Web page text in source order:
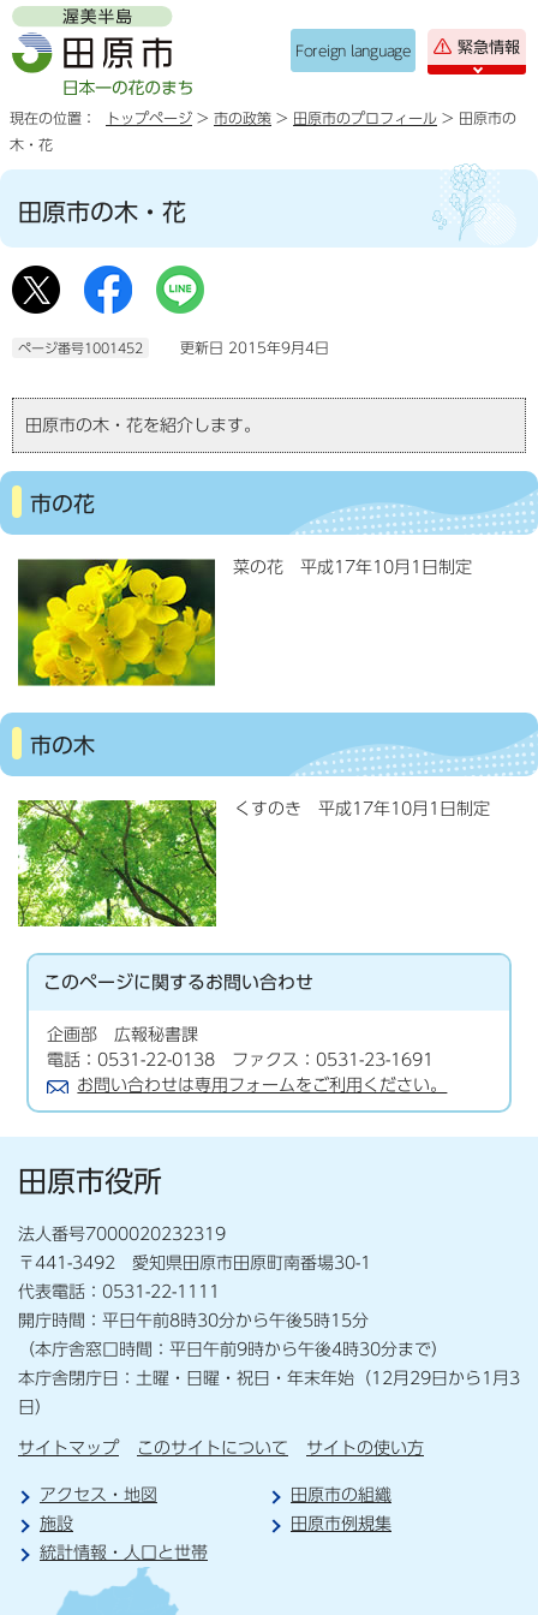
Foreign language 緊急情報
現在の位置： トップページ > 市の政策 > 田原市のプロフィール > 田原市の
木・花
田原市の木・花
ページ番号1001452 更新日 2015年9月4日
田原市の木・花を紹介します。
市の花
菜の花 平成17年10月1日制定
市の木
くすのき 平成17年10月1日制定
このページに関するお問い合わせ
企画部 広報秘書課
電話：0531-22-0138 ファクス：0531-23-1691
お問い合わせは専用フォームをご利用ください。
田原市役所
法人番号7000020232319
〒441-3492 愛知県田原市田原町南番場30-1
代表電話：0531-22-1111
開庁時間：平日午前8時30分から午後5時15分
（本庁舎窓口時間：平日午前9時から午後4時30分まで）
本庁舎閉庁日：土曜・日曜・祝日・年末年始（12月29日から1月3
日）
サイトマップ このサイトについて サイトの使い方
アクセス・地図
田原市の組織
施設
田原市例規集
統計情報・人口と世帯